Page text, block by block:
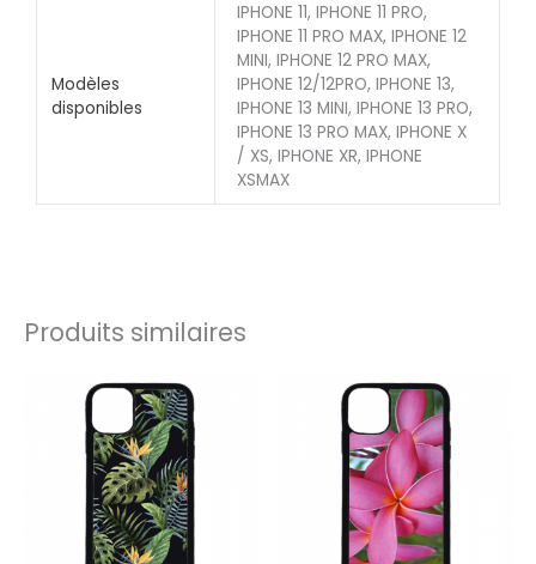
Modèles
disponibles
IPHONE 11, IPHONE 11 PRO,
IPHONE 11 PRO MAX, IPHONE 12
MINI, IPHONE 12 PRO MAX,
IPHONE 12/12PRO, IPHONE 13,
IPHONE 13 MINI, IPHONE 13 PRO,
IPHONE 13 PRO MAX, IPHONE X
/ XS, IPHONE XR, IPHONE
XSMAX
Produits similaires